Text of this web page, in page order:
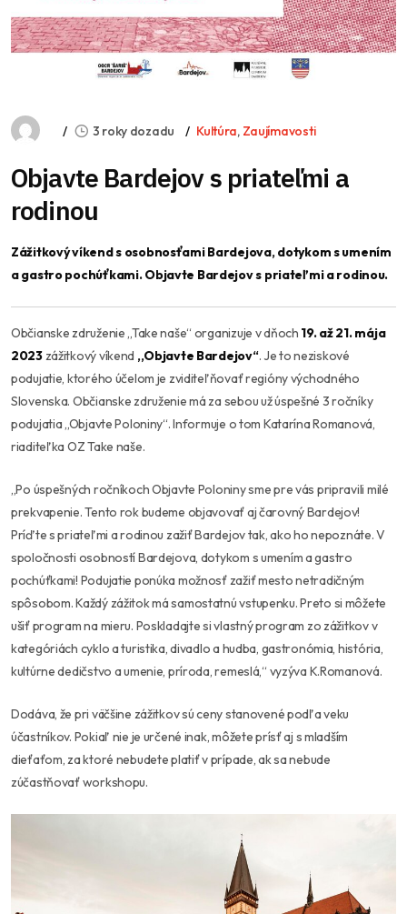
3 roky dozadu Kultúra, Zaujímavosti
Objavte Bardejov s priateľmi a
rodinou
Zážitkový víkend s osobnosťami Bardejova, dotykom s umením
a gastro pochúťkami. Objavte Bardejov s priateľmi a rodinou.
Občianske združenie ,,Take naše“ organizuje v dňoch 19. až 21. mája
2023zážitkový víkend ,,Objavte Bardejov“. Je to neziskové
podujatie, ktorého účelom je zviditeľňovať regióny východného
Slovenska. Občianske združenie má za sebou už úspešné 3 ročníky
podujatia ,,Objavte Poloniny“. Informuje o tom Katarína Romanová,
riaditeľka OZ Take naše.
,,Po úspešných ročníkoch Objavte Poloniny sme pre vás pripravili milé
prekvapenie. Tento rok budeme objavovať aj čarovný Bardejov!
Príďte s priateľmi a rodinou zažiť Bardejov tak, ako ho nepoznáte. V
spoločnosti osobností Bardejova, dotykom s umením a gastro
pochúťkami! Podujatie ponúka možnosť zažiť mesto netradičným
spôsobom. Každý zážitok má samostatnú vstupenku. Preto si môžete
ušiť program na mieru. Poskladajte si vlastný program zo zážitkov v
kategóriách cyklo a turistika, divadlo a hudba, gastronómia, história,
kultúrne dedičstvo a umenie, príroda, remeslá,“ vyzýva K.Romanová.
Dodáva, že pri väčšine zážitkov sú ceny stanovené podľa veku
účastníkov. Pokiaľ nie je určené inak, môžete prísť aj s mladším
dieťaťom, za ktoré nebudete platiť v prípade, ak sa nebude
zúčastňovať workshopu.